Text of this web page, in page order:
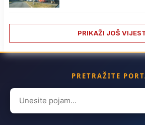
PRIKAŽI JOŠ
PRETRAŽITE
Search
for: